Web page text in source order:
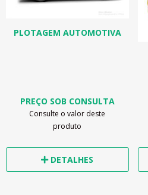
PLOTAGEM AUTOMOTIVA
PREÇO SOB CONSULTA
Consulte o valor deste
produto
DETALHES